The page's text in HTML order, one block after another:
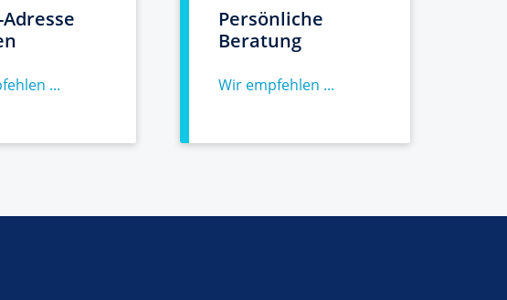
...
Persönliche
Beratung
Wir empfehlen ...